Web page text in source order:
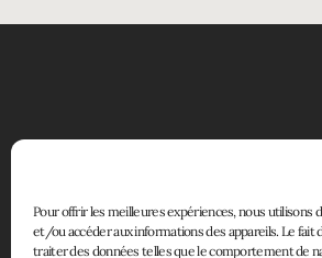
Pour offrir les meilleures expériences, nous utilisons
et/ou accéder aux informations des appareils. Le
traiter des données telles que le comportement de